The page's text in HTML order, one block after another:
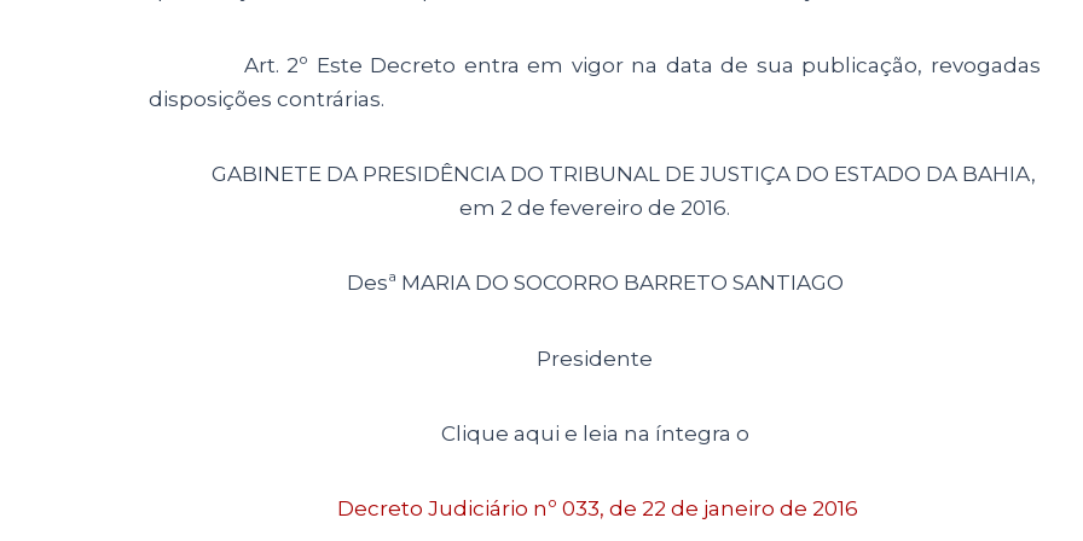
Art. 2º Este Decreto entra em vigor na data de sua publicação, revogadas
disposições contrárias.
GABINETE DA PRESIDÊNCIA DO TRIBUNAL DE JUSTIÇA DO ESTADO DA BAHIA,
em 2 de fevereiro de 2016.
Desª MARIA DO SOCORRO BARRETO SANTIAGO
Presidente
Clique aqui e leia na íntegra o
Decreto Judiciário nº 033, de 22 de janeiro de 2016